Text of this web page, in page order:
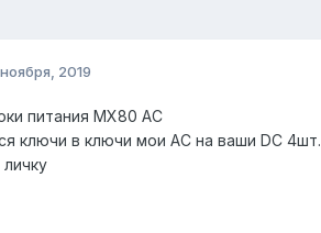
2019
питания MX80 AC
ключи в ключи мои AC на ваши DC 4шт.